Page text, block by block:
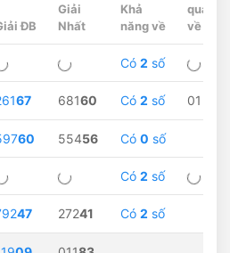
ĐB
Giải
Nhất
Khả
năng về
quả
về
Có 2 số
67 68160 Có 2 số 01
60 55456 Có 0 số
Có 2 số
47 27241 Có 2 số